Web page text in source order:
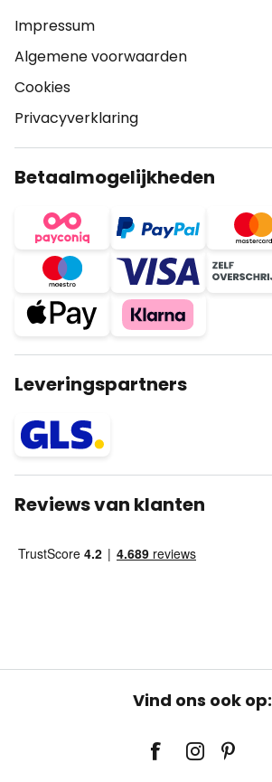
Impressum
Algemene voorwaarden
Cookies
Privacyverklaring
Betaalmogelijkheden
Leveringspartners
Reviews van klanten
Vind ons ook op: